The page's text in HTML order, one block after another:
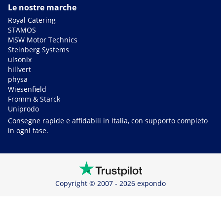
Le nostre marche
Royal Catering
STAMOS
MSW Motor Technics
Steinberg Systems
ulsonix
hillvert
physa
Wiesenfield
Fromm & Starck
Uniprodo
Consegne rapide e affidabili in Italia, con supporto completo
in ogni fase.
Copyright © 2007 - 2026 expondo